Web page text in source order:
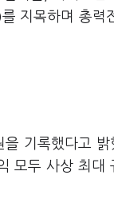
를 지목하며 총력
을 기록했다고 밝
모두 사상 최대